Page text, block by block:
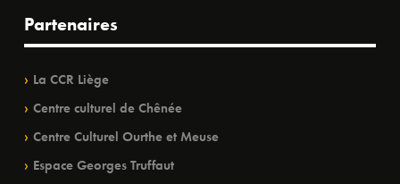
Partenaires
La CCR Liège
Centre culturel de Chênée
Centre Culturel Ourthe et Meuse
Espace Georges Truffaut